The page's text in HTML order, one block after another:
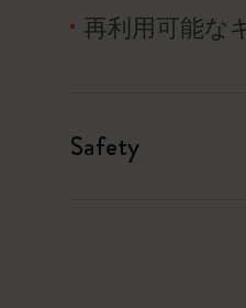
再利用可能な
Safety